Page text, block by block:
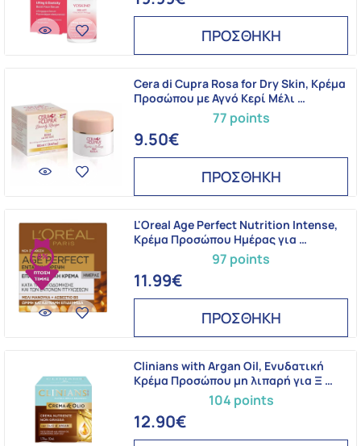
ΠΡΟΣΘΗΚΗ
77 points
Cera di Cupra Rosa for Dry Skin, Κρέμα
Προσώπου με Αγνό Κερί Μέλι …
9.50€
ΠΡΟΣΘΗΚΗ
-8% 97 points
L'Oreal Age Perfect Nutrition Intense,
Κρέμα Προσώπου Ημέρας για …
11.99€
ΠΡΟΣΘΗΚΗ
104 points
Clinians with Argan Oil, Ενυδατική
Κρέμα Προσώπου μη λιπαρή για Ξ …
12.90€